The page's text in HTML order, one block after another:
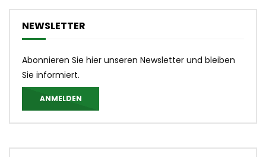
NEWSLETTER
Abonnieren Sie hier unseren Newsletter und bleiben
Sie informiert.
ANMELDEN